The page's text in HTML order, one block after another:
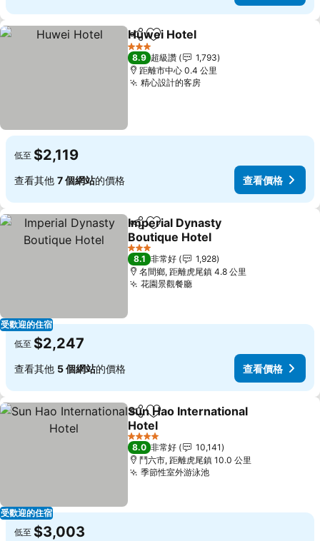
分享 加入我的最愛
Huwei Hotel
3 星級
8.9 超級讚
1,793
距離市中心 0.4 公里
精心設計的客房查看價格
低至 $2,119
查看其他 7 個網站的價格 查看價格
受歡迎的住宿
分享 加入我的最愛
Imperial Dynasty
Boutique Hotel
查看價格
3 星級
8.1 非常好
1,928
名間鄉, 距離虎尾鎮 4.8 公里
花園景觀餐廳查看價格
低至 $2,247
查看其他 5 個網站的價格 查看價格
受歡迎的住宿
分享 加入我的最愛
Sun Hao International
Hotel
查看價格
4 星級
8.0 非常好
10,141
鬥六市, 距離虎尾鎮 10.0 公里
季節性室外游泳池查看價格
低至 $3,003